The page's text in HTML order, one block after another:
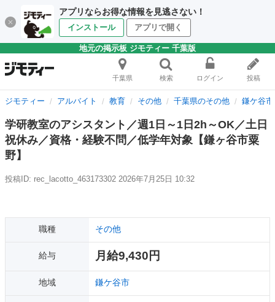
アプリならお得な情報を見逃さない！
インストール アプリで開く
地元の掲示板 ジモティー 千葉版
千葉県 検索 ログイン 投稿
ジモティー アルバイト 教育 その他 千葉県のその他 鎌ケ谷
学研教室のアシスタント／週1日～1日2h～OK／土日
祝休み／資格・経験不問／低学年対象【鎌ヶ谷市粟
野】
投稿ID: rec_lacotto_463173302 2026年7月25日 10:32
職種 その他
給与 月給9,430円
地域 鎌ケ谷市